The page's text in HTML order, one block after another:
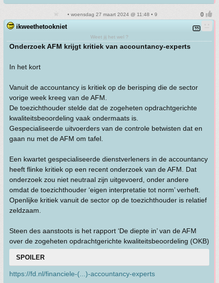
• woensdag 27 maart 2024 @ 11:48 • 9
ikweethetookniet
Weet jij het wel ?
Onderzoek AFM krijgt kritiek van accountancy-experts
In het kort
Vanuit de accountancy is kritiek op de berisping die de sector
vorige week kreeg van de AFM.
De toezichthouder stelde dat de zogeheten opdrachtgerichte
kwaliteitsbeoordeling vaak ondermaats is.
Gespecialiseerde uitvoerders van de controle betwisten dat en
gaan nu met de AFM om tafel.
Een kwartet gespecialiseerde dienstverleners in de accountancy
heeft flinke kritiek op een recent onderzoek van de AFM. Dat
onderzoek zou niet neutraal zijn uitgevoerd, onder andere
omdat de toezichthouder ‘eigen interpretatie tot norm’ verheft.
Openlijke kritiek vanuit de sector op de toezichthouder is relatief
zeldzaam.
Steen des aanstoots is het rapport ‘De diepte in’ van de AFM
over de zogeheten opdrachtgerichte kwaliteitsbeoordeling (OKB)
SPOILER
https://fd.nl/financiele-(...)-accountancy-experts